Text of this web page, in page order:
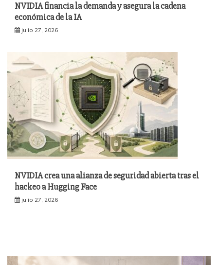
NVIDIA financia la demanda y asegura la cadena
económica de la IA
julio 27, 2026
NVIDIA crea una alianza de seguridad abierta tras el
hackeo a Hugging Face
julio 27, 2026